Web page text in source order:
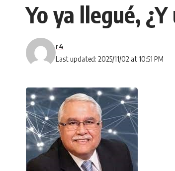
Yo ya llegué,
Last updated: 2025/11/02 at 10:51 PM
r4